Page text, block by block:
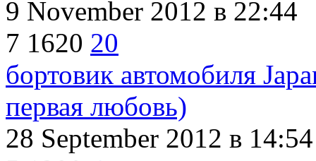
9 November 2012 в 22:44
7 1620 20
бортовик автомобиля
первая любовь)
28 September 2012 в 14:54